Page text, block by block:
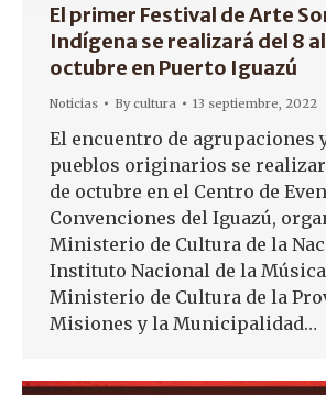
El primer Festival de Arte
Indígena se realizará del 8
octubre en Puerto Iguazú
Noticias Bycultura 13 septiembre, 2022
El encuentro de agrupaciones
pueblos originarios se
de octubre en el Centro de
Convenciones del Iguazú,
Ministerio de Cultura de la
Instituto Nacional de la
Ministerio de Cultura de la
Misiones y la Municipalidad…